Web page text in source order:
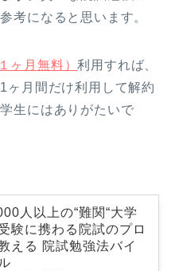
考になると思います。
ヶ月無料）利用すれば、
ヶ月間だけ利用して解約
生にはありがたいで
人以上の“難関“大学
験に携わる院試のプロ
える 院試勉強法バイ